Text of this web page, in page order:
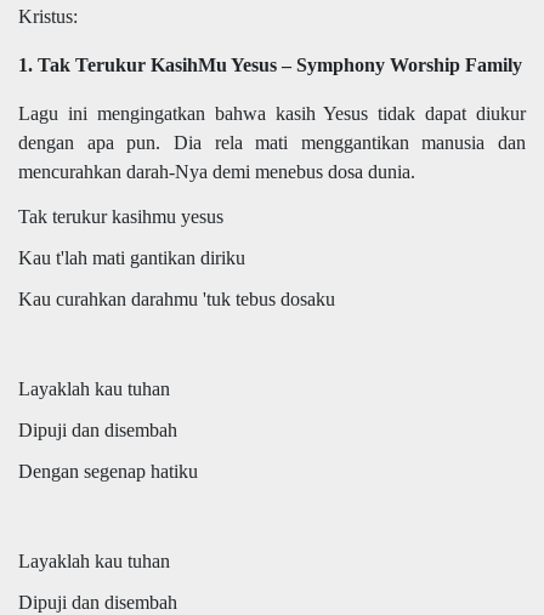
Kristus:
1. Tak Terukur KasihMu Yesus – Symphony Worship Family
Lagu ini mengingatkan bahwa kasih Yesus tidak dapat diukur
dengan apa pun. Dia rela mati menggantikan manusia dan
mencurahkan darah-Nya demi menebus dosa dunia.
Tak terukur kasihmu yesus
Kau t'lah mati gantikan diriku
Kau curahkan darahmu 'tuk tebus dosaku
Layaklah kau tuhan
Dipuji dan disembah
Dengan segenap hatiku
Layaklah kau tuhan
Dipuji dan disembah